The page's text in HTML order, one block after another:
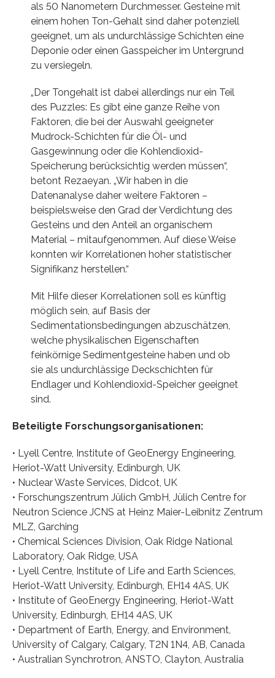
als 50 Nanometern Durchmesser. Gesteine mit
einem hohen Ton-Gehalt sind daher potenziell
geeignet, um als undurchlässige Schichten eine
Deponie oder einen Gasspeicher im Untergrund
zu versiegeln.
„Der Tongehalt ist dabei allerdings nur ein Teil
des Puzzles: Es gibt eine ganze Reihe von
Faktoren, die bei der Auswahl geeigneter
Mudrock-Schichten für die Öl- und
Gasgewinnung oder die Kohlendioxid-
Speicherung berücksichtig werden müssen“,
betont Rezaeyan. „Wir haben in die
Datenanalyse daher weitere Faktoren –
beispielsweise den Grad der Verdichtung des
Gesteins und den Anteil an organischem
Material – mitaufgenommen. Auf diese Weise
konnten wir Korrelationen hoher statistischer
Signifikanz herstellen.“
Mit Hilfe dieser Korrelationen soll es künftig
möglich sein, auf Basis der
Sedimentationsbedingungen abzuschätzen,
welche physikalischen Eigenschaften
feinkörnige Sedimentgesteine haben und ob
sie als undurchlässige Deckschichten für
Endlager und Kohlendioxid-Speicher geeignet
sind.
Beteiligte Forschungsorganisationen:
• Lyell Centre, Institute of GeoEnergy Engineering,
Heriot-Watt University, Edinburgh, UK
• Nuclear Waste Services, Didcot, UK
• Forschungszentrum Jülich GmbH, Jülich Centre for
Neutron Science JCNS at Heinz Maier-Leibnitz Zentrum
MLZ, Garching
• Chemical Sciences Division, Oak Ridge National
Laboratory, Oak Ridge, USA
• Lyell Centre, Institute of Life and Earth Sciences,
Heriot-Watt University, Edinburgh, EH14 4AS, UK
• Institute of GeoEnergy Engineering, Heriot-Watt
University, Edinburgh, EH14 4AS, UK
• Department of Earth, Energy, and Environment,
University of Calgary, Calgary, T2N 1N4, AB, Canada
• Australian Synchrotron, ANSTO, Clayton, Australia